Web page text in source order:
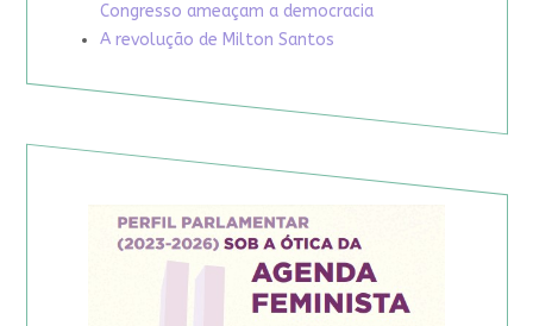
Congresso ameaçam a democracia
A revolução de Milton Santos